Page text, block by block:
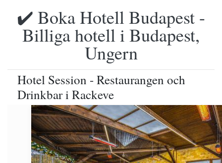
✔️ Boka Hotell Budapest -
Billiga hotell i Budapest,
Ungern
Hotel Session - Restaurangen och
Drinkbar i Rackeve